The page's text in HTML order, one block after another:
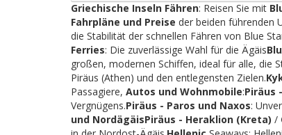
Griechische Inseln Fähren: Reisen Sie mit
Fahrpläne und Preise der beiden führenden
die Stabilität der schnellen Fähren von Blue
Ferries: Die zuverlässige Wahl für die Ägäis
großen, modernen Schiffen, ideal für alle, die
Piräus (Athen) und den entlegensten Zielen.
Passagiere, Autos und Wohnmobile:Piräus
Vergnügens.Piräus - Paros und Naxos:
und NordägäisPiräus - Heraklion (Kreta) /